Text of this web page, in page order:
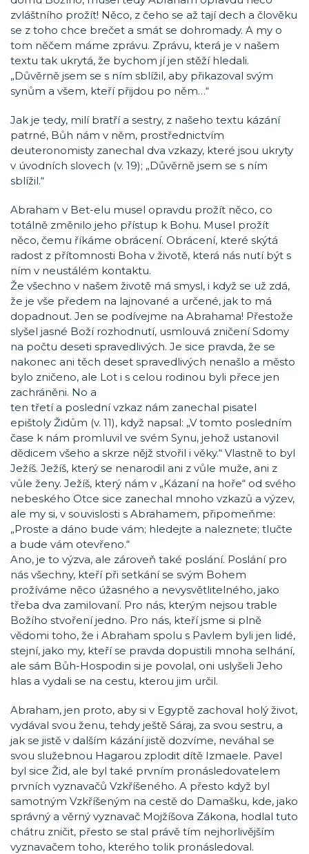
zvláštního prožít! Něco, z čeho se až tají dech a člověku
se z toho chce brečet a smát se dohromady. A my o
tom něčem máme zprávu. Zprávu, která je v našem
textu tak ukrytá, že bychom jí jen stěží hledali.
„Důvěrně jsem se s ním sblížil, aby přikazoval svým
synům a všem, kteří přijdou po něm…“
Jak je tedy, milí bratří a sestry, z našeho textu kázání
patrné, Bůh nám v něm, prostřednictvím
deuteronomisty zanechal dva vzkazy, které jsou ukryty
v úvodních slovech (v. 19); „Důvěrně jsem se s ním
sblížil.“
Abraham v Bet-elu musel opravdu prožít něco, co
totálně změnilo jeho přístup k Bohu. Musel prožít
něco, čemu říkáme obrácení. Obrácení, které skýtá
radost z přítomnosti Boha v životě, která nás nutí být s
ním v neustálém kontaktu.
Že všechno v našem životě má smysl, i když se už zdá,
že je vše předem na lajnované a určené, jak to má
dopadnout. Jen se podívejme na Abrahama! Přestože
slyšel jasné Boží rozhodnutí, usmlouvá zničení Sdomy
na počtu deseti spravedlivých. Je sice pravda, že se
nakonec ani těch deset spravedlivých nenašlo a město
bylo zničeno, ale Lot i s celou rodinou byli přece jen
zachráněni. No a
ten třetí a poslední vzkaz nám zanechal pisatel
epištoly Židům (v. 11), když napsal: „V tomto posledním
čase k nám promluvil ve svém Synu, jehož ustanovil
dědicem všeho a skrze nějž stvořil i věky.“ Vlastně to byl
Ježíš. Ježíš, který se nenarodil ani z vůle muže, ani z
vůle ženy. Ježíš, který nám v „Kázaní na hoře“ od svého
nebeského Otce sice zanechal mnoho vzkazů a výzev,
ale my si, v souvislosti s Abrahamem, připomeňme:
„Proste a dáno bude vám; hledejte a naleznete; tlučte
a bude vám otevřeno.“
Ano, je to výzva, ale zároveň také poslání. Poslání pro
nás všechny, kteří při setkání se svým Bohem
prožíváme něco úžasného a nevysvětlitelného, jako
třeba dva zamilovaní. Pro nás, kterým nejsou trable
Božího stvoření jedno. Pro nás, kteří jsme si plně
vědomi toho, že i Abraham spolu s Pavlem byli jen lidé,
stejní, jako my, kteří se pravda dopustili mnoha selhání,
ale sám Bůh-Hospodin si je povolal, oni uslyšeli Jeho
hlas a vydali se na cestu, kterou jim určil.
Abraham, jen proto, aby si v Egyptě zachoval holý život,
vydával svou ženu, tehdy ještě Sáraj, za svou sestru, a
jak se jistě v dalším kázání jistě dozvíme, neváhal se
svou služebnou Hagarou zplodit dítě Izmaele. Pavel
byl sice Žid, ale byl také prvním pronásledovatelem
prvních vyznavačů Vzkříšeného. A přesto když byl
samotným Vzkříšeným na cestě do Damašku, kde, jako
správný a věrný vyznavač Mojžíšova Zákona, hodlal tuto
chátru zničit, přesto se stal právě tím nejhorlivějším
vyznavačem toho, kterého tolik pronásledoval.